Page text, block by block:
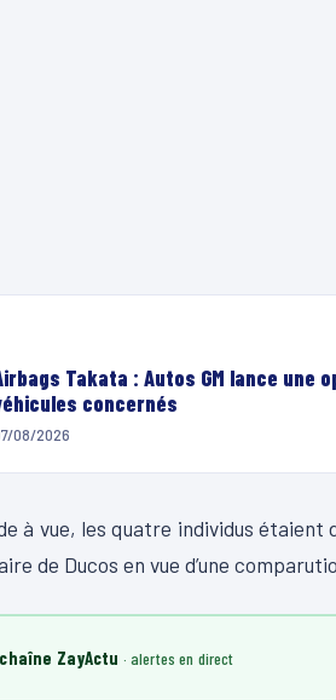
Takata : Autos GM lance
concernés
08/2026
à vue, les quatre individus
de Ducos en vue d’une
ZayActu